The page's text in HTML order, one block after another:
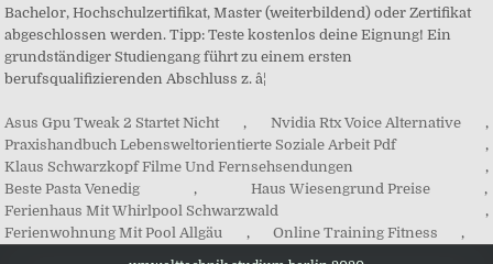
Asus Gpu Tweak 2 Startet Nicht , Nvidia Rtx Voice Alternative
,
Praxishandbuch Lebensweltorientierte Soziale Arbeit Pdf
,
Klaus Schwarzkopf Filme Und Fernsehsendungen
,
Beste Pasta Venedig
, Haus Wiesengrund Preise
,
Ferienhaus Mit Whirlpool Schwarzwald
,
Ferienwohnung Mit Pool Allgäu
, Online Training Fitness ,